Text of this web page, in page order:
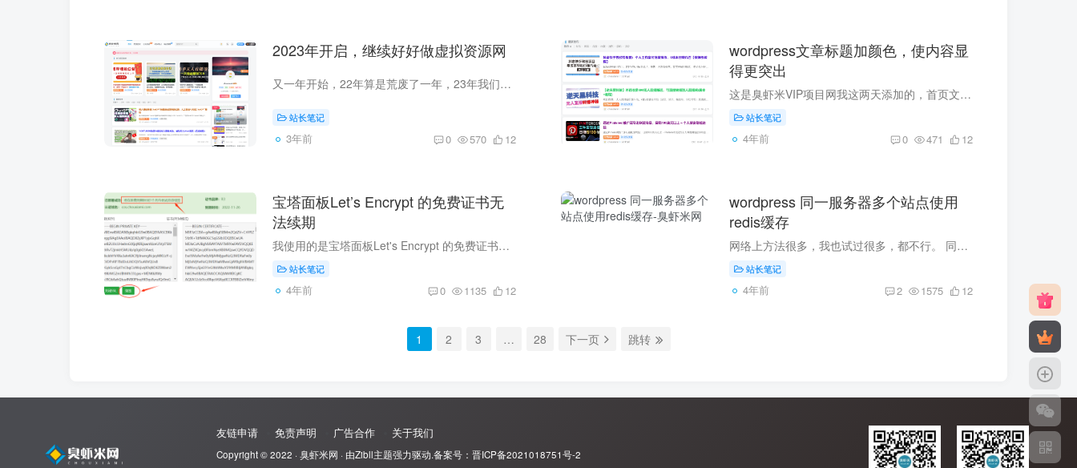
2023年开启，继续好好做虚拟资源网
又一年开始，22年算是荒废了一年，23年我们好好对待。 22年也是解决问题的一年，域名被劫持，先重新注册一个域名，把内容备份过去，后BA域名后解封。 图片一直用的第三方，为了使网站速度更快，...
站长笔记
3年前 0 570 12
wordpress文章标题加颜色，使内容显
得更突出
这是臭虾米VIP项目网我这两天添加的，首页文章标题添加各种颜色，并且加粗，使得部分内容更加的突出，增加阅读效果，具体演示效果参考下面网站。 臭虾米内部VIP网：https://vip.chouxiami.com/ ...
站长笔记
4年前 0 471 12
宝塔面板Let’s Encrypt 的免费证书无
法续期
我使用的是宝塔面板Let's Encrypt 的免费证书，宝塔面板本身一年的证书只能申请一个，所以就用了Let's Encrypt，它的优点是申请快，缺点是只有三个月的时间，就需要续签。 我的证书只剩14天了，...
站长笔记
4年前 0 1135 12
wordpress 同一服务器多个站点使用
redis缓存
网络上方法很多，我也试过很多，都不行。 同一服务器，安装两个以上redis缓存插件，网页地址会互窜，乱套了，我是直接拷贝全站，又弄一个新站，登录后台一直跳原站，折腾了两天没搞定，今天搞定...
站长笔记
4年前 2 1575 12
1 2 3 … 28 下一页 跳转
友链申请 免责声明 广告合作 关于我们
Copyright © 2022 · 臭虾米网 · 由Zibll主题强力驱动.备案号： 晋ICP备2021018751号-2